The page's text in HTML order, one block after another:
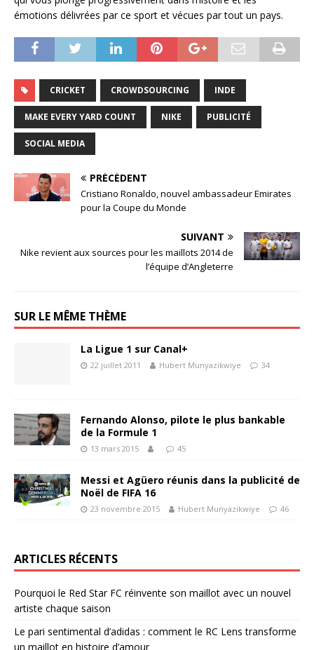
émotions délivrées par ce sport et vécues par tout un pays.
CRICKET CROWDSOURCING INDE
MAKE EVERY YARD COUNT NIKE PUBLICITÉ
SOCIAL MEDIA
PRÉCÉDENT
Cristiano Ronaldo, nouvel ambassadeur Emirates
pour la Coupe du Monde
SUIVANT
Nike revient aux sources pour les maillots 2014 de
l’équipe d’Angleterre
SUR LE MÊME THÈME
La Ligue 1 sur Canal+
22 juillet 2011 Hubert Munyazikwiye 34
Fernando Alonso, pilote le plus bankable
de la Formule 1
13 mars 2015 45
Messi et Agüero réunis dans la publicité de
Noël de FIFA 16
23 novembre 2015 Hubert Munyazikwiye 46
ARTICLES RÉCENTS
Pourquoi le Red Star FC réinvente son maillot avec un nouvel
artiste chaque saison
Le pari sentimental d’adidas : comment le RC Lens transforme
un maillot en histoire d’amour